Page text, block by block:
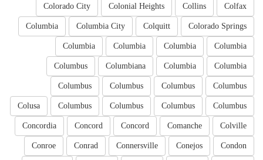
Colfax
Collins
Colonial Heights
Colorado City
Colorado Springs
Colquitt
Columbia City
Columbia
Columbia
Columbia
Columbia
Columbia
Columbia
Columbia
Columbiana
Columbus
Columbus
Columbus
Columbus
Columbus
Columbus
Columbus
Columbus
Columbus
Colusa
Colville
Comanche
Concord
Concord
Concordia
Condon
Conejos
Connersville
Conrad
Conroe